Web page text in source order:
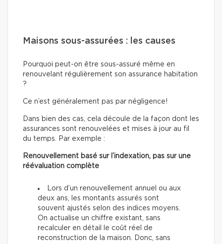
Maisons sous-assurées : les causes
Pourquoi peut-on être sous-assuré même en
renouvelant régulièrement son assurance habitation
?
Ce n’est généralement pas par négligence!
Dans bien des cas, cela découle de la façon dont les
assurances sont renouvelées et mises à jour au fil
du temps. Par exemple :
Renouvellement basé sur l’indexation, pas sur une
réévaluation complète
Lors d’un renouvellement annuel ou aux
deux ans, les montants assurés sont
souvent ajustés selon des indices moyens.
On actualise un chiffre existant, sans
recalculer en détail le coût réel de
reconstruction de la maison. Donc, sans